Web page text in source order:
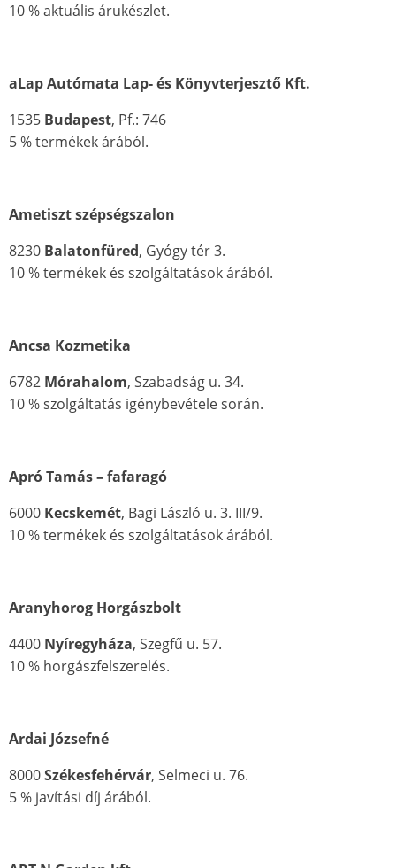
10 % aktuális árukészlet.
aLap Autómata Lap- és Könyvterjesztő Kft.
1535 Budapest, Pf.: 746
5 % termékek árából.
Ametiszt szépségszalon
8230 Balatonfüred, Gyógy tér 3.
10 % termékek és szolgáltatások árából.
Ancsa Kozmetika
6782 Mórahalom, Szabadság u. 34.
10 % szolgáltatás igénybevétele során.
Apró Tamás – fafaragó
6000 Kecskemét, Bagi László u. 3. III/9.
10 % termékek és szolgáltatások árából.
Aranyhorog Horgászbolt
4400 Nyíregyháza, Szegfű u. 57.
10 % horgászfelszerelés.
Ardai Józsefné
8000Székesfehérvár, Selmeci u. 76.
5 % javítási díj árából.